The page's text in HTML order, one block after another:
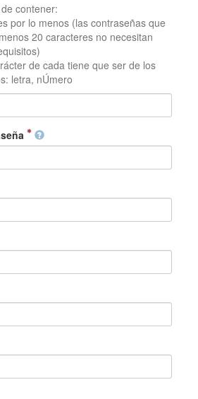
contener:
por lo menos (las contraseñas que
20 caracteres no necesitan
de cada tiene que ser de los
letra, nÚmero